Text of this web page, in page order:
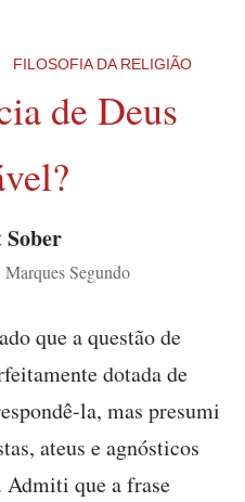
FILOSOFIA DA RELIGIÃO
de Deus
Segundo
que a questão de
dotada de
la, mas presumi
ateus e agnósticos
Admiti que a frase